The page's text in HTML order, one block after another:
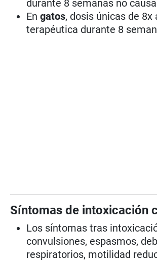
durante 8 semanas no
Engatos, dosis únicas de
terapéutica durante 8
Síntomas de intoxicación
Los síntomas tras
convulsiones, espasmos,
respiratorios, motilidad